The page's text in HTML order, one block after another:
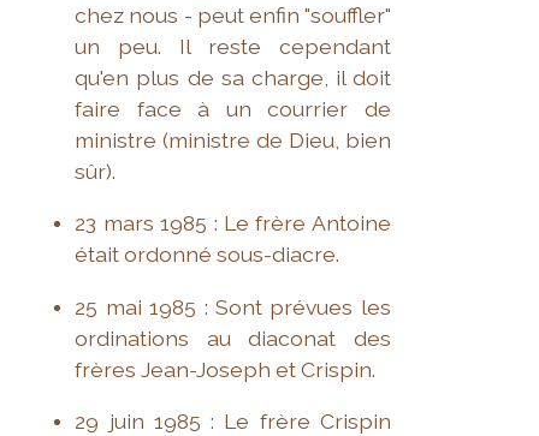
chez nous - peut enfin "souffler"
un peu. Il reste cependant
qu'en plus de sa charge, il doit
faire face à un courrier de
ministre (ministre de Dieu, bien
sûr).
23 mars 1985 : Le frère Antoine
était ordonné sous-diacre.
25 mai 1985 : Sont prévues les
ordinations au diaconat des
frères Jean-Joseph et Crispin.
29 juin 1985 : Le frère Crispin